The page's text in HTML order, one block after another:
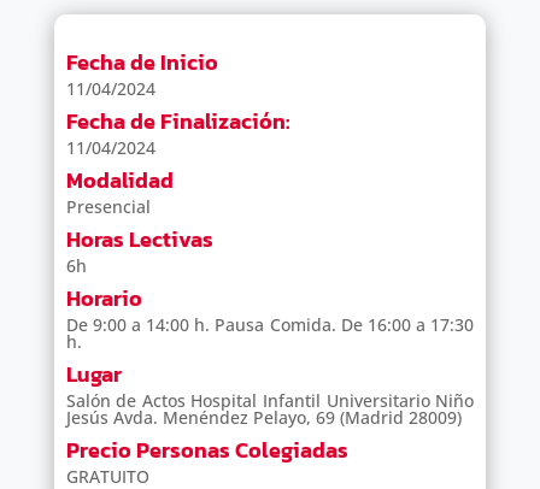
Fecha de Inicio
11/04/2024
Fecha de Finalización:
11/04/2024
Modalidad
Presencial
Horas Lectivas
6h
Horario
De 9:00 a 14:00 h. Pausa Comida. De 16:00 a 17:30
h.
Lugar
Salón de Actos Hospital Infantil Universitario Niño
Jesús Avda. Menéndez Pelayo, 69 (Madrid 28009)
Precio Personas Colegiadas
GRATUITO